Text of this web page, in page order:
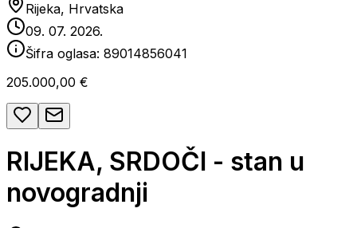
Rijeka, Hrvatska
09. 07. 2026.
Šifra oglasa: 89014856041
205.000,00 €
RIJEKA, SRDOČI - stan u
novogradnji